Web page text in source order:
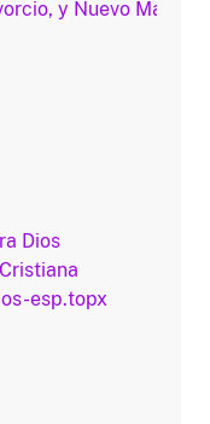
y Nuevo
Dios
esp.topx